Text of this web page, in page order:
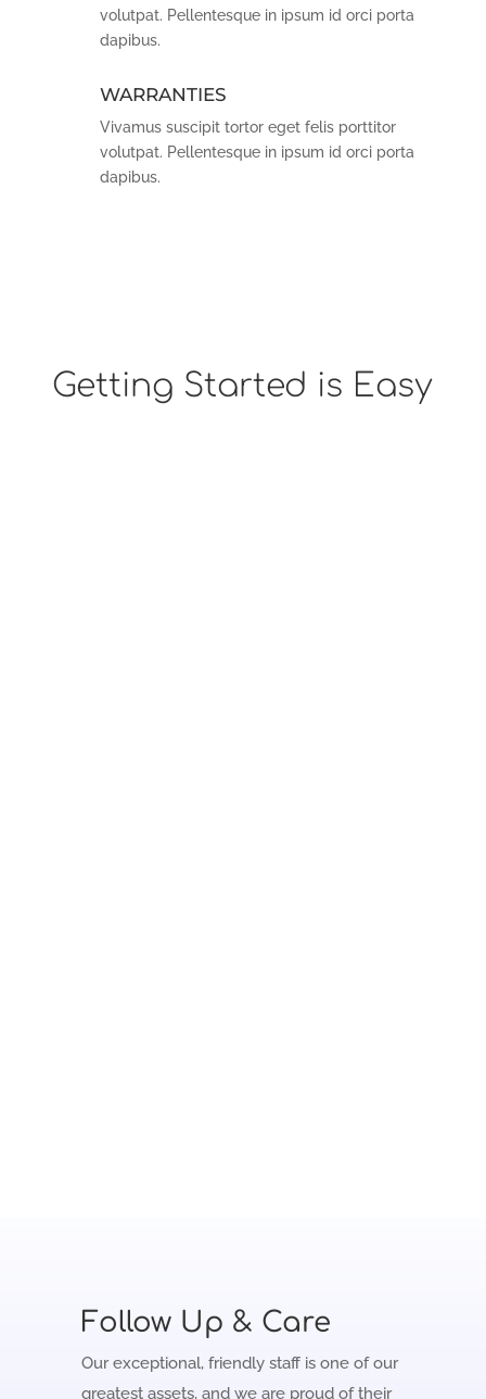
volutpat. Pellentesque in ipsum id orci porta
dapibus.
WARRANTIES
Vivamus suscipit tortor eget felis porttitor
volutpat. Pellentesque in ipsum id orci porta
dapibus.
Getting Started is Easy
Follow Up & Care
Our exceptional, friendly staff is one of our
greatest assets, and we are proud of their